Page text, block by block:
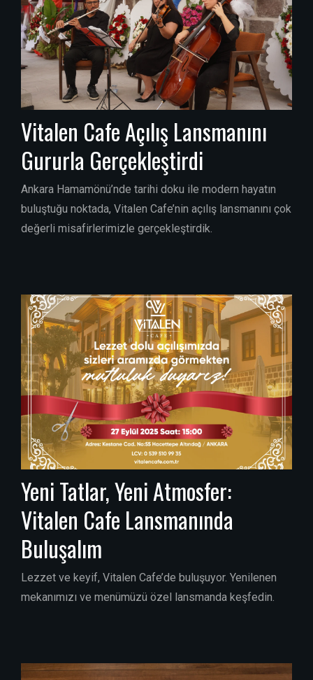
Vitalen Cafe Açılış Lansmanını
Gururla Gerçekleştirdi
Ankara Hamamönü’nde tarihi doku ile modern hayatın
buluştuğu noktada, Vitalen Cafe’nin açılış lansmanını çok
değerli misafirlerimizle gerçekleştirdik.
Yeni Tatlar, Yeni Atmosfer:
Vitalen Cafe Lansmanında
Buluşalım
Lezzet ve keyif, Vitalen Cafe’de buluşuyor. Yenilenen
mekanımızı ve menümüzü özel lansmanda keşfedin.